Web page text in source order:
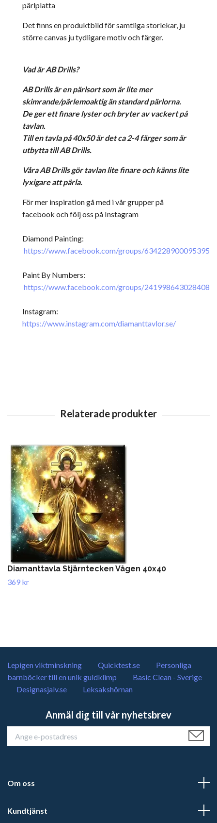
pärlplatta
Det finns en produktbild för samtliga storlekar, ju
större canvas ju tydligare motiv och färger.
Vad är AB Drills?
AB Drills är en pärlsort som är lite mer
skimrande/pärlemoaktig än standard pärlorna.
De ger ett finare lyster och bryter av vackert på
tavlan.
Till en tavla på 40x50 är det ca 2-4 färger som är
utbytta till AB Drills.
Våra AB Drills gör tavlan lite finare och känns lite
lyxigare att pärla.
För mer inspiration gå med i vår grupper på
facebook och följ oss på Instagram
Diamond Painting:
https://www.facebook.com/groups/634228900095395
Paint By Numbers:
https://www.facebook.com/groups/241998643028408
Instagram:
https://www.instagram.com/diamanttavlor.se/
Diamanttavla Stjärntecken Vågen 40x40
369 kr
Lepigen viktminskning Quicktest.se
Personliga
barnböcker till en unik guldklimp
Basic Clean - Sverige
Designasjalv.se
Leksakshörnan
Anmäl dig till vår nyhetsbrev
Om oss
Kundtjänst